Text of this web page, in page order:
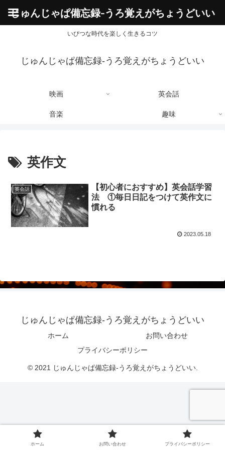
いびつな時代を楽しく生きるコツ
じゅんじゃぱ備忘録-うろ覚えがちょうどいい
映画 英会話
音楽 趣味
英作文
英会話
【初心者におすすめ】英会話学習
法 ①毎日日記をつけて英作文に
慣れる
2023.05.18
じゅんじゃぱ備忘録-うろ覚えがちょうどいい
ホーム
お問い合わせ
プライバシーポリシー
© 2021 じゅんじゃぱ備忘録-うろ覚えがちょうどいい.
ホーム お問い合わせ プライバシーポリシー
じゅんじゃぱ備忘録-うろ覚えがちょうどいい